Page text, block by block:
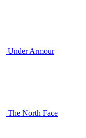
Under Armour
The North Face